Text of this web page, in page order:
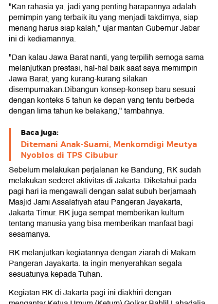
"Kan rahasia ya, jadi yang penting harapannya adalah
pemimpin yang terbaik itu yang menjadi takdirnya, siap
menang harus siap kalah," ujar mantan Gubernur Jabar
ini di kediamannya.
"Dan kalau Jawa Barat nanti, yang terpilih semoga sama
melanjutkan prestasi, hal-hal baik saat saya memimpin
Jawa Barat, yang kurang-kurang silakan
disempurnakan.Dibangun konsep-konsep baru sesuai
dengan konteks 5 tahun ke depan yang tentu berbeda
dengan lima tahun ke belakang," tambahnya.
Baca juga:
Ditemani Anak-Suami, Menkomdigi Meutya
Nyoblos di TPS Cibubur
Sebelum melakukan perjalanan ke Bandung, RK sudah
melakukan sederet aktivitas di Jakarta. Diketahui pada
pagi hari ia mengawali dengan salat subuh berjamaah
Masjid Jami Assalafiyah atau Pangeran Jayakarta,
Jakarta Timur. RK juga sempat memberikan kultum
tentang manusia yang bisa memberikan manfaat bagi
sesamanya.
RK melanjutkan kegiatannya dengan ziarah di Makam
Pangeran Jayakarta. Ia ingin menyerahkan segala
sesuatunya kepada Tuhan.
Kegiatan RK di Jakarta pagi ini diakhiri dengan